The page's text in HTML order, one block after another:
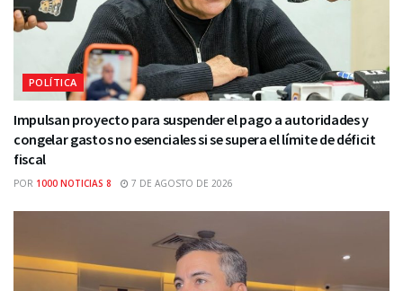
POLÍTICA
Impulsan proyecto para suspender el pago a autoridades y
congelar gastos no esenciales si se supera el límite de déficit
fiscal
POR 1000 NOTICIAS 8 7 DE AGOSTO DE 2026